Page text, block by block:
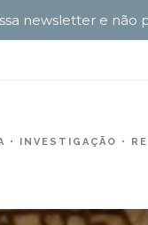
INVESTIGAÇÃO
newsletter e não